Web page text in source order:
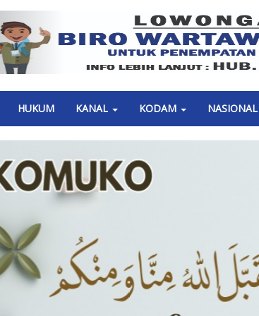
Previous
HUKUM KANAL KODAM NASIONAL